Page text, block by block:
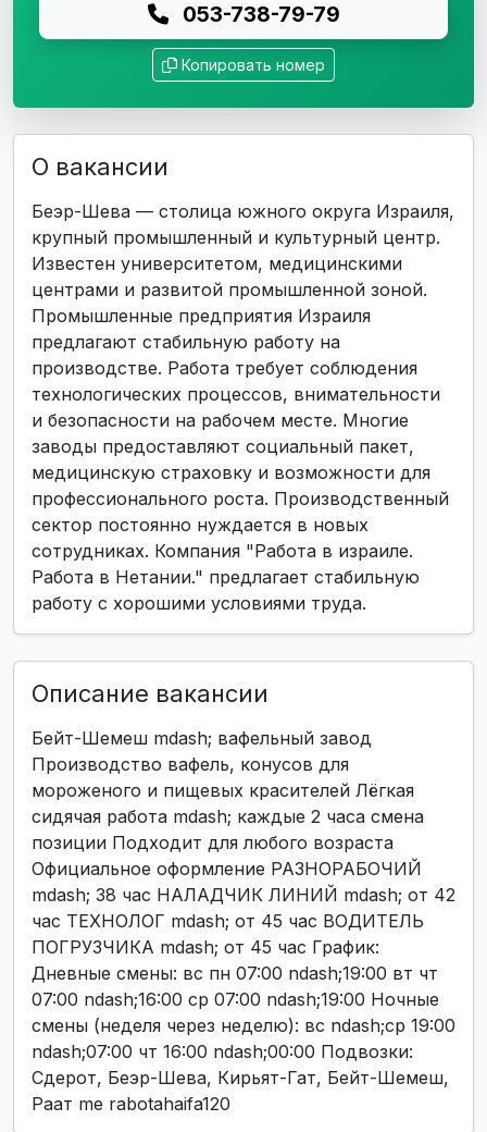
053-738-79-79
Копировать номер
О вакансии
Беэр-Шева — столица южного округа Израиля,
крупный промышленный и культурный центр.
Известен университетом, медицинскими
центрами и развитой промышленной зоной.
Промышленные предприятия Израиля
предлагают стабильную работу на
производстве. Работа требует соблюдения
технологических процессов, внимательности
и безопасности на рабочем месте. Многие
заводы предоставляют социальный пакет,
медицинскую страховку и возможности для
профессионального роста. Производственный
сектор постоянно нуждается в новых
сотрудниках. Компания "Работа в израиле.
Работа в Нетании." предлагает стабильную
работу с хорошими условиями труда.
Описание вакансии
Бейт-Шемеш mdash; вафельный завод
Производство вафель, конусов для
мороженого и пищевых красителей Лёгкая
сидячая работа mdash; каждые 2 часа смена
позиции Подходит для любого возраста
Официальное оформление РАЗНОРАБОЧИЙ
mdash; 38 час НАЛАДЧИК ЛИНИЙ mdash; от 42
час ТЕХНОЛОГ mdash; от 45 час ВОДИТЕЛЬ
ПОГРУЗЧИКА mdash; от 45 час График:
Дневные смены: вс пн 07:00 ndash;19:00 вт чт
07:00 ndash;16:00 ср 07:00 ndash;19:00 Ночные
смены (неделя через неделю): вс ndash;ср 19:00
ndash;07:00 чт 16:00 ndash;00:00 Подвозки:
Сдерот, Беэр-Шева, Кирьят-Гат, Бейт-Шемеш,
Раат me rabotahaifa120